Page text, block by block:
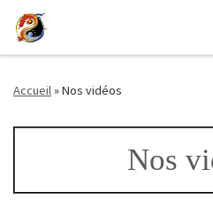
Passer au contenu
Accueil»Nos vidéos
Nos